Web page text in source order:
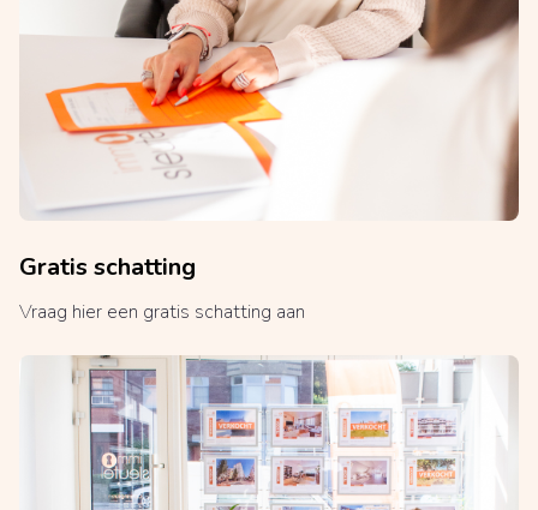
Gratis schatting
Vraag hier een gratis schatting aan